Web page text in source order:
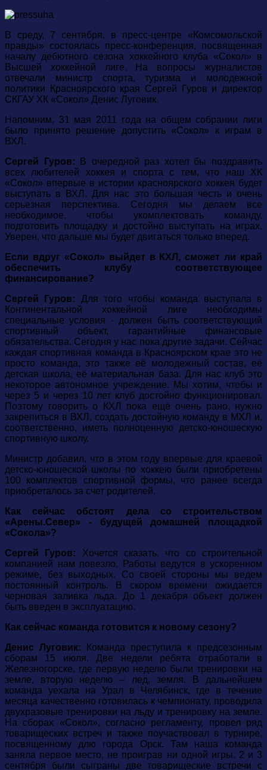
В среду, 7 сентября, в пресс-центре «Комсомольской
правды» состоялась пресс-конференция, посвященная
началу дебютного сезона хоккейного клуба «Сокол» в
Высшей хоккейной лиге. На вопросы журналистов
отвечали министр спорта, туризма и молодежной
политики Красноярского края Сергей Гуров и директор
СКГАУ ХК «Сокол» Денис Луговик.
Напомним, 31 мая 2011 года на общем собрании лиги
было принято решение допустить «Сокол» к играм в
ВХЛ.
Сергей Гуров: В очередной раз хотел бы поздравить
всех любителей хоккея и спорта с тем, что наш ХК
«Сокол» впервые в истории красноярского хоккея будет
выступать в ВХЛ. Для нас это большая честь и очень
серьезная перспектива. Сегодня мы делаем все
необходимое, чтобы укомплектовать команду,
подготовить площадку и достойно выступать на играх.
Уверен, что дальше мы будет двигаться только вперед.
Если вдруг «Сокол» выйдет в КХЛ, сможет ли край
обеспечить клубу соответствующее
финансирование?
Сергей Гуров: Для того чтобы команда выступала в
Континентальной хоккейной лиге необходимы
специальные условия - должен быть соответствующий
спортивный объект, гарантийные финансовые
обязательства. Сегодня у нас пока другие задачи. Сейчас
каждая спортивная команда в Красноярском крае это не
просто команда, это также её молодежный состав, её
детская школа, её материальная база. Для нас клуб это
некоторое автономное учреждение. Мы хотим, чтобы и
через 5 и через 10 лет клуб достойно функционировал.
Поэтому говорить о КХЛ пока ещё очень рано, нужно
закрепиться в ВХЛ, создать достойную команду в МХЛ и,
соответственно, иметь полноценную детско-юношескую
спортивную школу.
Министр добавил, что в этом году впервые для краевой
детско-юношеской школы по хоккею были приобретены
100 комплектов спортивной формы, что ранее всегда
приобреталось за счет родителей.
Как сейчас обстоят дела со строительством
«Арены.Север» - будущей домашней площадкой
«Сокола»?
Сергей Гуров: Хочется сказать, что со строительной
компанией нам повезло. Работы ведутся в ускоренном
режиме, без выходных. Со своей стороны мы ведем
постоянный контроль. В скором времени ожидается
черновая заливка льда. До 1 декабря объект должен
быть введен в эксплуатацию.
Как сейчас команда готовится к новому сезону?
Денис Луговик:
Команда преступила к предсезонным
сборам 15 июля. Две недели ребята отработали в
Железногорске, где первую неделю были тренировки на
земле, вторую неделю – лед, земля. В дальнейшем
команда уехала на Урал в Челябинск, где в течение
месяца качественно готовилась к чемпионату, проводила
двухразовые тренировки на льду и тренировку на земле.
На сборах «Сокол», согласно регламенту, провел ряд
товарищеских встреч и также поучаствовал в турнире,
посвященному длю города Орск. Там наша команда
заняла первое место, не проиграв ни одной игры. 2 и 3
сентября были сыграны две товарищеские встречи с